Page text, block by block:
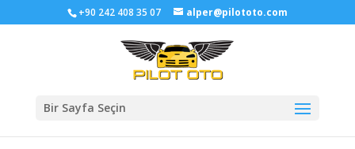
+90 242 408 35 07 alper@pilototo.com
Bir Sayfa Seçin